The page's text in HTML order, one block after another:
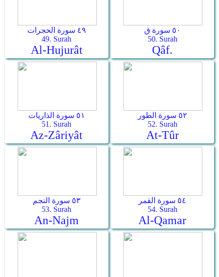
٤٩ سورة الحجرات
49. Surah
Al-Hujurât
٥٠ سورة ق
50. Surah
Qâf.
٥١ سورة الذاريات
51. Surah
Az-Zâriyât
٥٢ سورة الطور
52. Surah
At-Tûr
٥٣ سورة النجم
53. Surah
An-Najm
٥٤ سورة القمر
54. Surah
Al-Qamar